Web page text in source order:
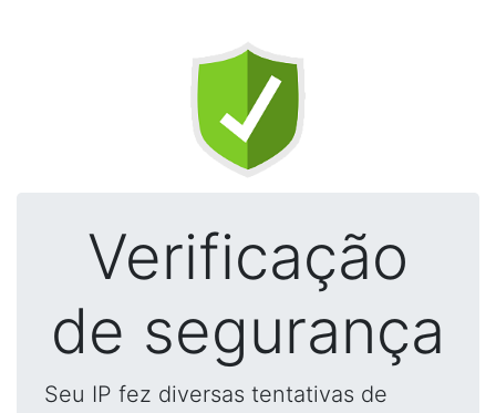
Verificação
de segurança
Seu IP fez diversas tentativas de